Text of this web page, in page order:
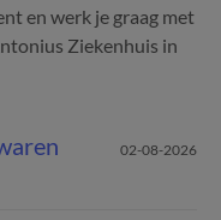
en werk je graag met
Ziekenhuis in
02-08-2026